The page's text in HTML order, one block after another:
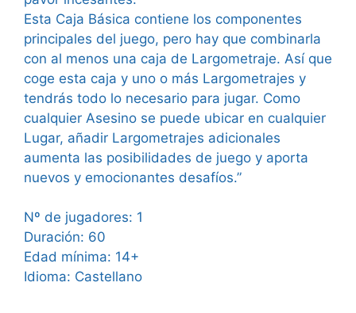
Esta Caja Básica contiene los componentes
principales del juego, pero hay que combinarla
con al menos una caja de Largometraje. Así que
coge esta caja y uno o más Largometrajes y
tendrás todo lo necesario para jugar. Como
cualquier Asesino se puede ubicar en cualquier
Lugar, añadir Largometrajes adicionales
aumenta las posibilidades de juego y aporta
nuevos y emocionantes desafíos.”
Nº de jugadores: 1
Duración: 60
Edad mínima: 14+
Idioma: Castellano